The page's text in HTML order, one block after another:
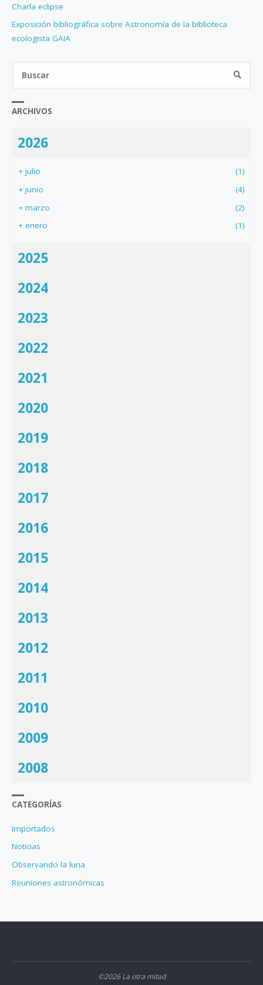
Charla eclipse
Exposición bibliográfica sobre Astronomía de la biblioteca
ecologista GAIA
ARCHIVOS
2026
+ julio
(1)
+ junio
(4)
+ marzo
(2)
+ enero (1)
2025
2024
2023
2022
2021
2020
2019
2018
2017
2016
2015
2014
2013
2012
2011
2010
2009
2008
CATEGORÍAS
Importados
Noticias
Observando la luna
Reuniones astronómicas
©2026 La otra mitad